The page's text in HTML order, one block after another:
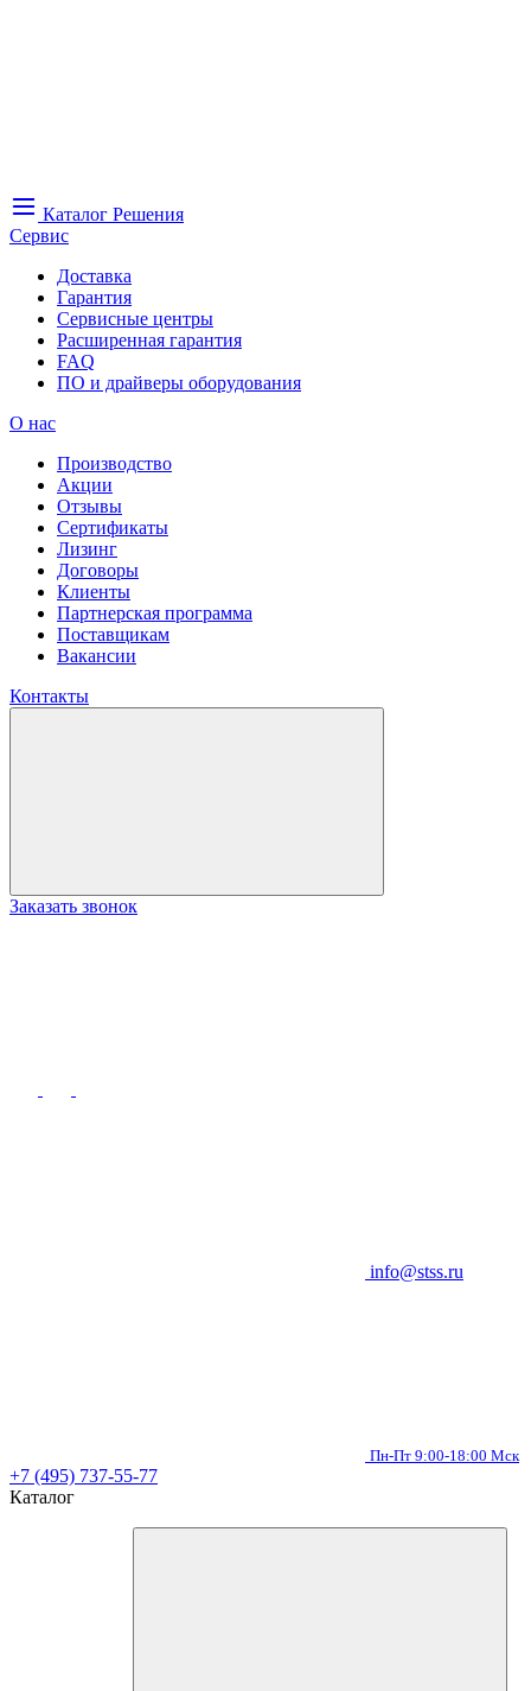
Каталог Решения
Сервис
Доставка
Гарантия
Сервисные центры
Расширенная гарантия
FAQ
ПО и драйверы оборудования
О нас
Производство
Акции
Отзывы
Сертификаты
Лизинг
Договоры
Клиенты
Партнерская программа
Поставщикам
Вакансии
Контакты
Заказать звонок
info@stss.ru
Пн-Пт 9:00-18:00 Мск
+7 (495) 737-55-77
Каталог